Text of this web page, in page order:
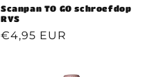
Scanpan TO GO schroefdop
RVS
Normale
€4,95 EUR